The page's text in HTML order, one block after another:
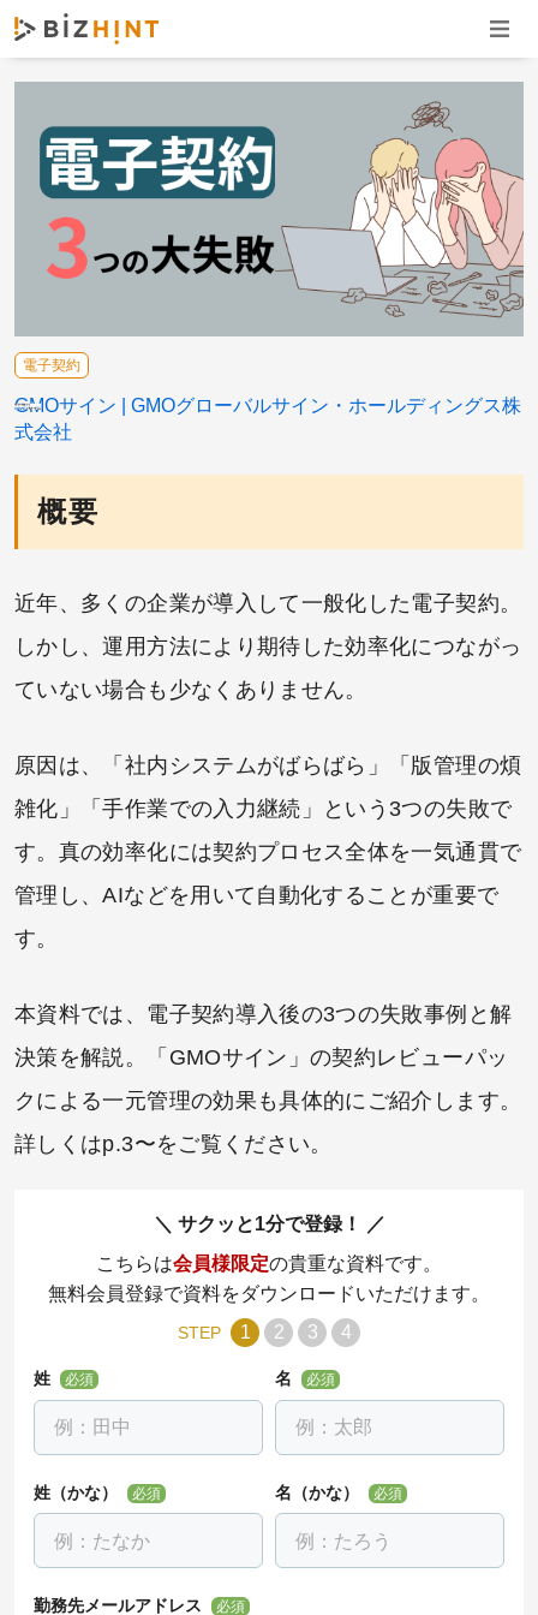
ナビ
概要
近年、多くの企業が導入して一般化した電子契約。
しかし、運用方法により期待した効率化につながっ
ていない場合も少なくありません。
原因は、「社内システムがばらばら」「版管理の煩
雑化」「手作業での入力継続」という3つの失敗で
す。真の効率化には契約プロセス全体を一気通貫で
管理し、AIなどを用いて自動化することが重要で
す。
本資料では、電子契約導入後の3つの失敗事例と解
決策を解説。「GMOサイン」の契約レビューパッ
クによる一元管理の効果も具体的にご紹介します。
詳しくはp.3〜をご覧ください。
電子契約
GMOサイン
GMOグローバルサイン・ホールディングス株
式会社
サクッと1分で登録！
こちらは会員様限定の貴重な資料です。
無料会員登録で資料をダウンロードいただけます。
STEP 1 2 3 4
姓 必須 名 必須
姓（かな） 必須 名（かな） 必須
勤務先メールアドレス 必須